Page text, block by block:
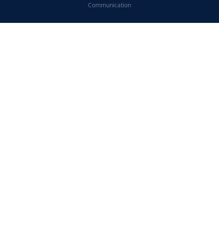
Communication